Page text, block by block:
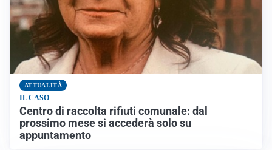
ATTUALITÀ
IL CASO
Centro di raccolta rifiuti comunale: dal
prossimo mese si accederà solo su
appuntamento